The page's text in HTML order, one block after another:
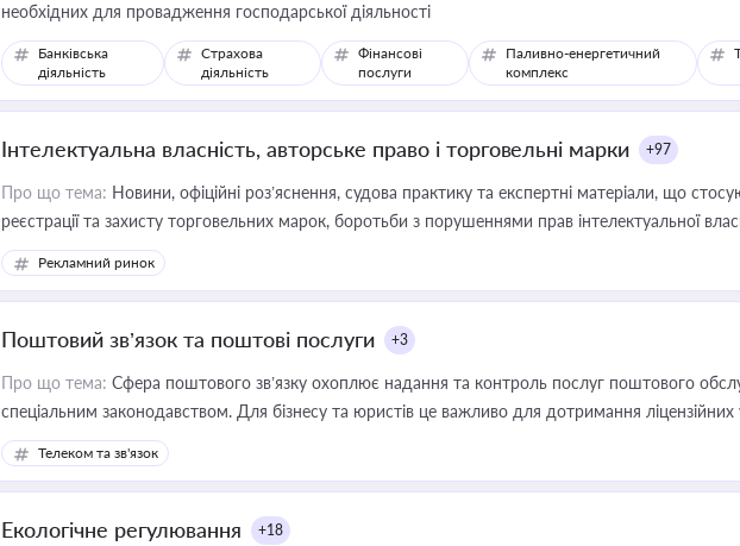
необхідних для провадження господарської діяльності
Банківська
діяльність
Страхова
діяльність
Фінансові
послуги
Паливно-енергетичний
комплекс
Інтелектуальна власність, авторське право і торговельні марки +97
Про що тема: Новини, офіційні роз’яснення, судова практику та експертні матеріали, що
реєстрації та захисту торговельних марок, боротьби з порушеннями прав інтелектуальної
законодавстві у цій сфері
Рекламний ринок
Поштовий зв’язок та поштові послуги +3
Про що тема: Сфера поштового зв’язку охоплює надання та контроль послуг поштового
спеціальним законодавством. Для бізнесу та юристів це важливо для дотримання
реєстрах і забезпечення прав споживачів.
Телеком та зв'язок
Екологічне регулювання +18